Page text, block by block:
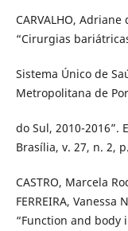
CARVALHO, Adriane
“Cirurgias
Sistema Único de
Metropolitana de
do Sul, 2010-2016”.
Brasília, v. 27, n. 2,
CASTRO, Marcela
FERREIRA, Vanessa
“Function and body